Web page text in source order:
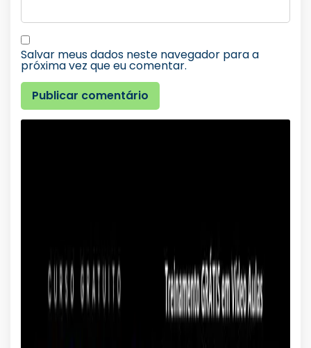
Salvar meus dados neste navegador para a
próxima vez que eu comentar.